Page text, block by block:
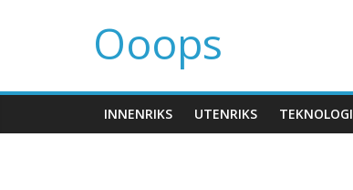
Ooops
INNENRIKS UTENRIKS TEKNOLOGI